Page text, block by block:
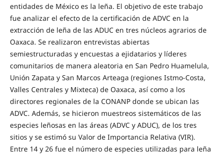
entidades de México es la leña. El objetivo de este trabajo
fue analizar el efecto de la certificación de ADVC en la
extracción de leña de las ADUC en tres núcleos agrarios de
Oaxaca. Se realizaron entrevistas abiertas
semiestructuradas y encuestas a ejidatarios y líderes
comunitarios de manera aleatoria en San Pedro Huamelula,
Unión Zapata y San Marcos Arteaga (regiones Istmo-Costa,
Valles Centrales y Mixteca) de Oaxaca, así como a los
directores regionales de la CONANP donde se ubican las
ADVC. Además, se hicieron muestreos sistemáticos de las
especies leñosas en las áreas (ADVC y ADUC), de los tres
sitios y se estimó su Valor de Importancia Relativa (VIR).
Entre 14 y 26 fue el número de especies utilizadas para leña